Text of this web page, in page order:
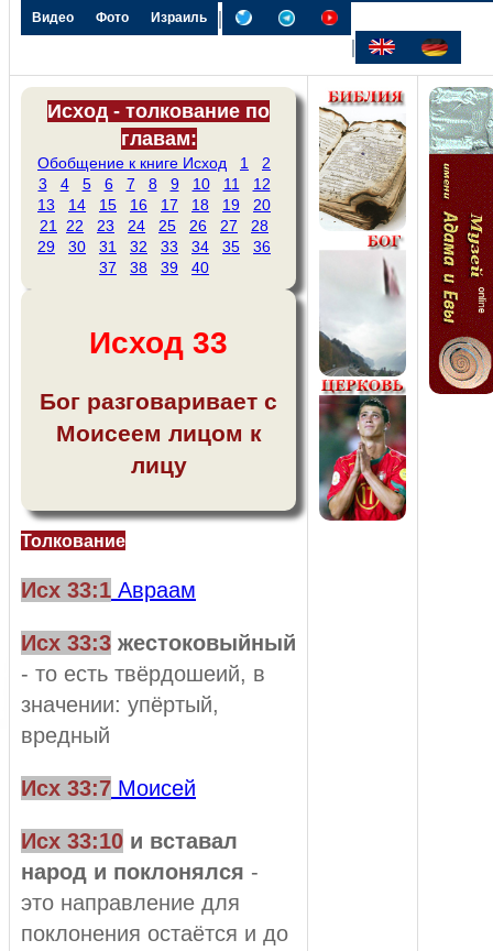
Видео Фото Израиль
|
|
Исход - толкование по
главам:
Обобщение к книге Исход 1
2
3
4 5 6 7 8 9 10 11
12
13
14 15 16 17 18 19
20
21
22 23 24 25 26 27
28
29
30 31 32 33 34 35
36
37
38 39 40
Исход 33
Бог разговаривает с
Моисеем лицом к
лицу
Толкование
Исх 33:1 Авраам
Исх 33:3 жестоковыйный
- то есть твёрдошеий, в
значении: упёртый,
вредный
Исх 33:7 Моисей
Исх 33:10 и вставал
народ и поклонялся -
это направление для
поклонения остаётся и до